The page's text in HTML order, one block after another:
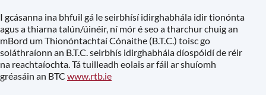
I gcásanna ina bhfuil gá le seirbhísí idirghabhála idir tionónta
agus a thiarna talún/úinéir, ní mór é seo a tharchur chuig an
mBord um Thionóntachtaí Cónaithe (B.T.C.) toisc go
soláthraíonn an B.T.C. seirbhís idirghabhála díospóidí de réir
na reachtaíochta. Tá tuilleadh eolais ar fáil ar shuíomh
gréasáin an BTC www.rtb.ie